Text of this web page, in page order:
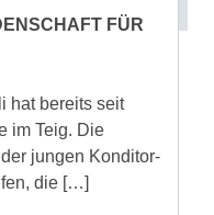
FÜR
hat bereits seit
im Teig. Die
jungen Konditor-
die […]